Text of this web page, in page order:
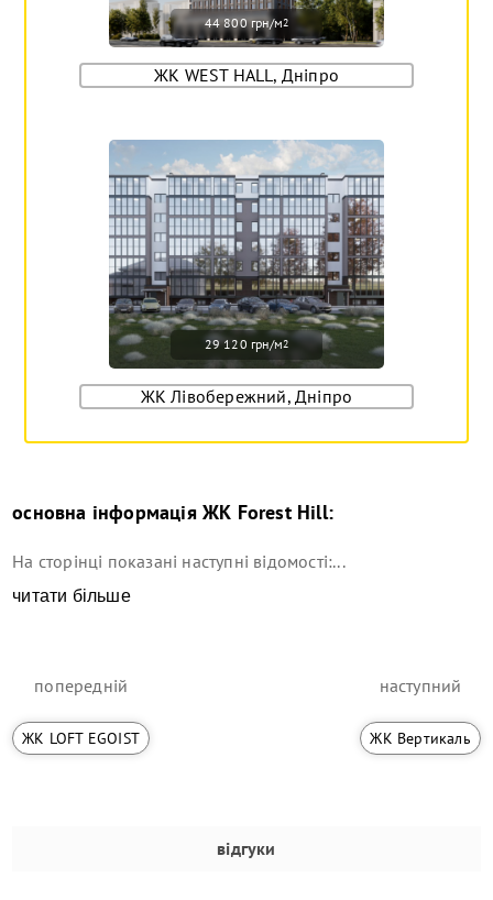
44 800 грн/м2
ЖК WEST HALL, Дніпро
29 120 грн/м2
ЖК Лівобережний, Дніпро
основна інформаціяЖК Forest Hill:
На сторінці показані наступні відомості:...
читати більше
попередній
ЖК LOFT EGOIST
наступний
ЖК Вертикаль
відгуки